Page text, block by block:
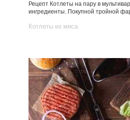
Рецепт Котлеты на пару в
ингредиенты. Покупной тройной
Котлеты из мяса